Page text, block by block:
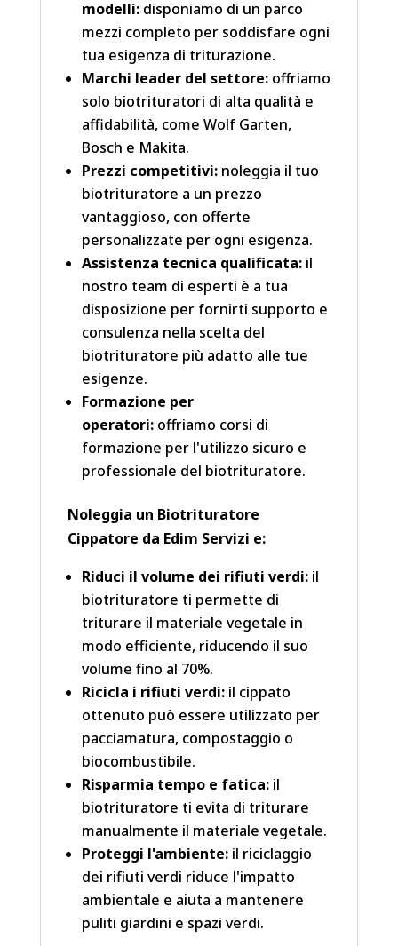
modelli:disponiamo di un parco
mezzi completo per soddisfare ogni
tua esigenza di triturazione.
Marchi leader del settore:offriamo
solo biotrituratori di alta qualità e
affidabilità, come Wolf Garten,
Bosch e Makita.
Prezzi competitivi:noleggia il tuo
biotrituratore a un prezzo
vantaggioso, con offerte
personalizzate per ogni esigenza.
Assistenza tecnica qualificata:il
nostro team di esperti è a tua
disposizione per fornirti supporto e
consulenza nella scelta del
biotrituratore più adatto alle tue
esigenze.
Formazione per
operatori:offriamo corsi di
formazione per l'utilizzo sicuro e
professionale del biotrituratore.
Noleggia un Biotrituratore
Cippatore da Edim Servizi e:
Riduci il volume dei rifiuti verdi:il
biotrituratore ti permette di
triturare il materiale vegetale in
modo efficiente, riducendo il suo
volume fino al 70%.
Ricicla i rifiuti verdi:il cippato
ottenuto può essere utilizzato per
pacciamatura, compostaggio o
biocombustibile.
Risparmia tempo e fatica:il
biotrituratore ti evita di triturare
manualmente il materiale vegetale.
Proteggi l'ambiente:il riciclaggio
dei rifiuti verdi riduce l'impatto
ambientale e aiuta a mantenere
puliti giardini e spazi verdi.